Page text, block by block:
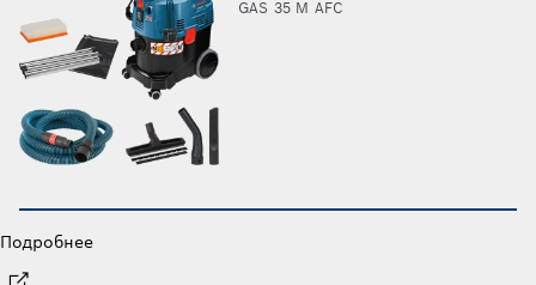
GAS 35 M AFC
Подробнее